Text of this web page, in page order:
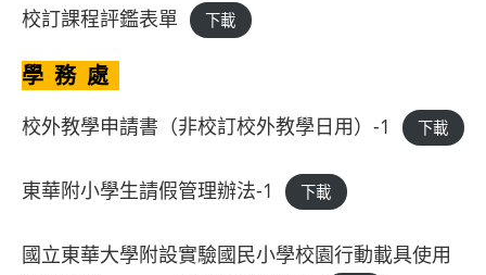
校訂課程評鑑表單 下載
學務處
校外教學申請書（非校訂校外教學日用）-1 下載
東華附小學生請假管理辦法-1 下載
國立東華大學附設實驗國民小學校園行動載具使用